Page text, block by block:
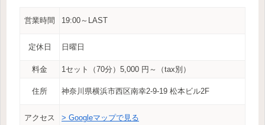
営業時間 19:00～LAST
定休日 日曜日
料金 1セット（70分）5,000 円～（tax別）
住所 神奈川県横浜市西区南幸2-9-19 松本ビル2F
アクセス > Googleマップで見る